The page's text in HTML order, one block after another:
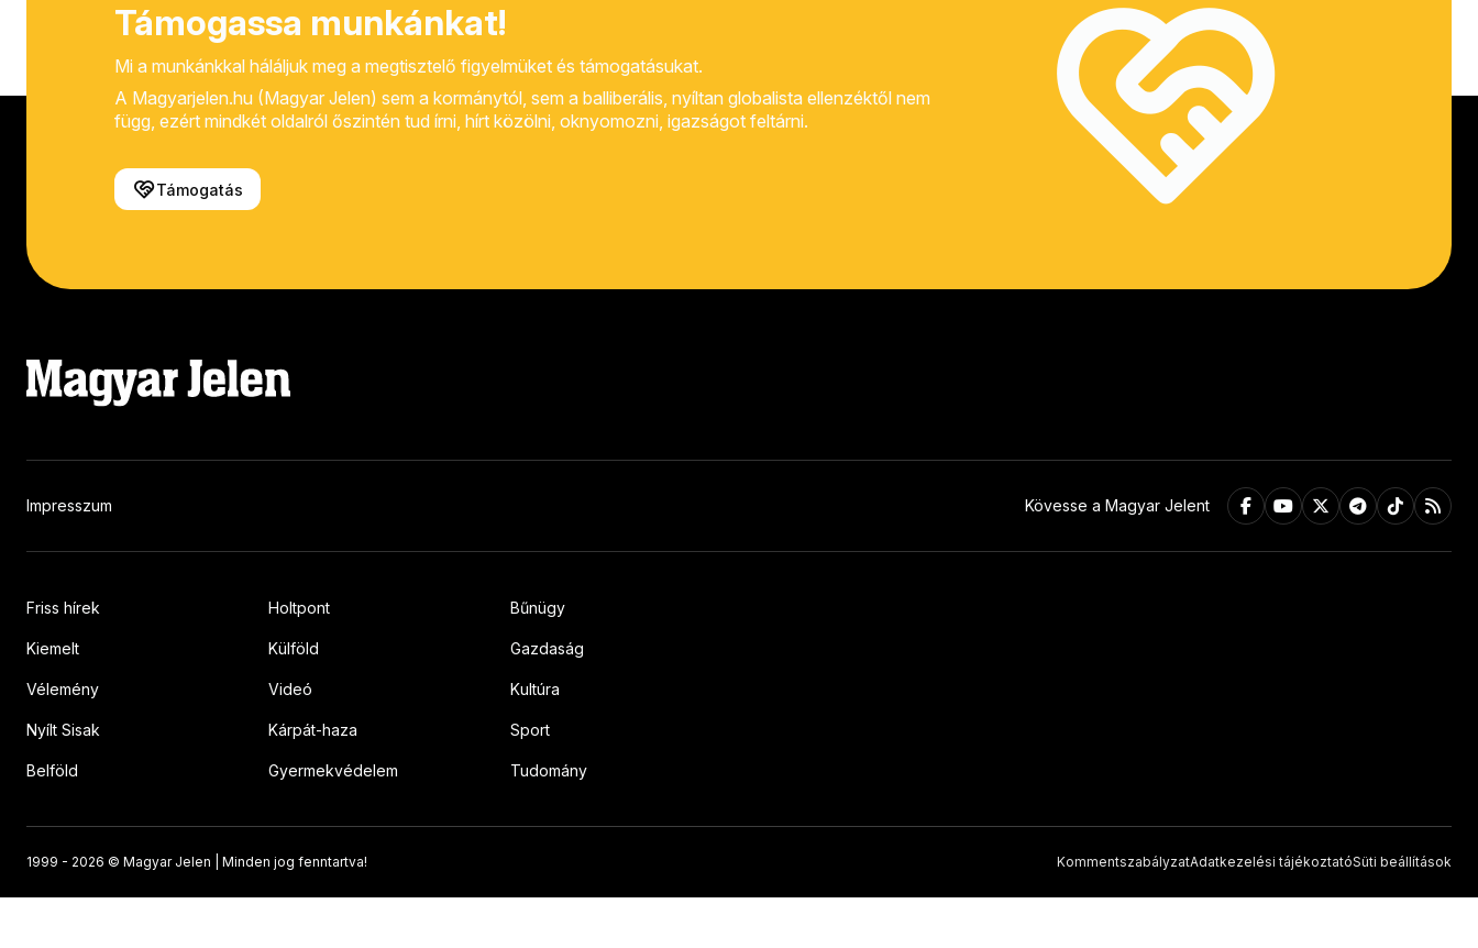
Támogassa munkánkat!
Mi a munkánkkal háláljuk meg a megtisztelő figyelmüket és támogatásukat.
A Magyarjelen.hu (Magyar Jelen) sem a kormánytól, sem a balliberális, nyíltan globalista ellenzéktől nem
függ, ezért mindkét oldalról őszintén tud írni, hírt közölni, oknyomozni, igazságot feltárni.
Támogatás
Impresszum Kövesse a Magyar Jelent
Friss hírek
Kiemelt
Vélemény
Nyílt Sisak
Belföld
Holtpont
Külföld
Videó
Kárpát-haza
Gyermekvédelem
Bűnügy
Gazdaság
Kultúra
Sport
Tudomány
1999 - 2026 © Magyar Jelen | Minden jog fenntartva! KommentszabályzatAdatkezelési tájékoztatóSüti beállítások